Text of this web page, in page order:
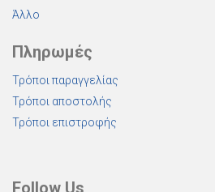
Άλλο
Πληρωμές
Τρόποι παραγγελίας
Τρόποι αποστολής
Τρόποι επιστροφής
Follow Us